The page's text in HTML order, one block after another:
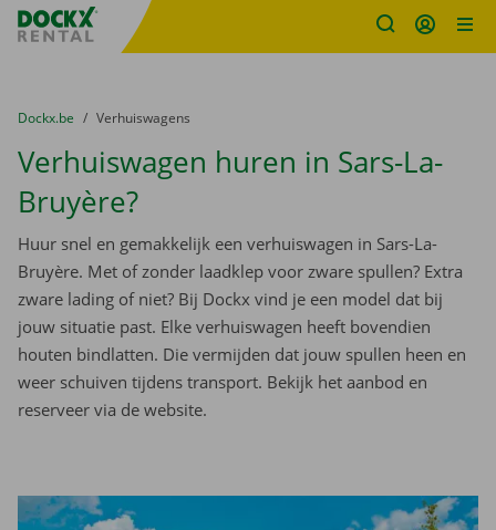
Fratello DEMO
U bevindt zich hier:
van
Dockx.be naar
Verhuiswagens
Verhuiswagen huren in Sars-La-
Bruyère?
Huur snel en gemakkelijk een verhuiswagen in Sars-La-
Bruyère. Met of zonder laadklep voor zware spullen? Extra
zware lading of niet? Bij Dockx vind je een model dat bij
jouw situatie past. Elke verhuiswagen heeft bovendien
houten bindlatten. Die vermijden dat jouw spullen heen en
weer schuiven tijdens transport. Bekijk het aanbod en
reserveer via de website.